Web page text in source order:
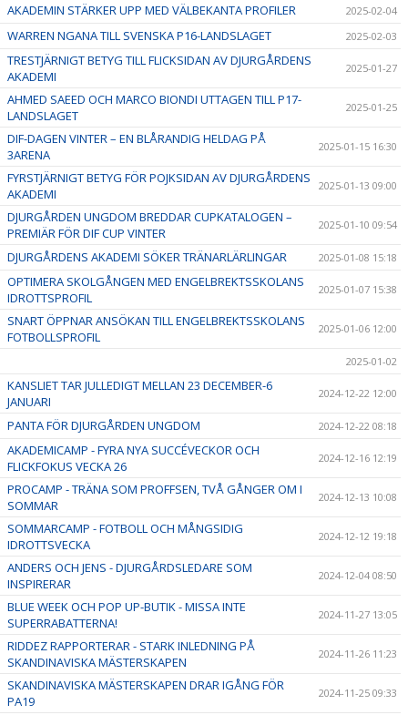
AKADEMIN STÄRKER UPP MED VÄLBEKANTA PROFILER 2025-02-04
WARREN NGANA TILL SVENSKA P16-LANDSLAGET 2025-02-03
TRESTJÄRNIGT BETYG TILL FLICKSIDAN AV DJURGÅRDENS
AKADEMI
2025-01-27
AHMED SAEED OCH MARCO BIONDI UTTAGEN TILL P17-
LANDSLAGET
2025-01-25
DIF-DAGEN VINTER – EN BLÅRANDIG HELDAG PÅ
3ARENA
2025-01-15 16:30
FYRSTJÄRNIGT BETYG FÖR POJKSIDAN AV DJURGÅRDENS
AKADEMI
2025-01-13 09:00
DJURGÅRDEN UNGDOM BREDDAR CUPKATALOGEN –
PREMIÄR FÖR DIF CUP VINTER
2025-01-10 09:54
DJURGÅRDENS AKADEMI SÖKER TRÄNARLÄRLINGAR 2025-01-08 15:18
OPTIMERA SKOLGÅNGEN MED ENGELBREKTSSKOLANS
IDROTTSPROFIL
2025-01-07 15:38
SNART ÖPPNAR ANSÖKAN TILL ENGELBREKTSSKOLANS
FOTBOLLSPROFIL
2025-01-06 12:00
2025-01-02
KANSLIET TAR JULLEDIGT MELLAN 23 DECEMBER-6
JANUARI
2024-12-22 12:00
PANTA FÖR DJURGÅRDEN UNGDOM 2024-12-22 08:18
AKADEMICAMP - FYRA NYA SUCCÉVECKOR OCH
FLICKFOKUS VECKA 26
2024-12-16 12:19
PROCAMP - TRÄNA SOM PROFFSEN, TVÅ GÅNGER OM I
SOMMAR
2024-12-13 10:08
SOMMARCAMP - FOTBOLL OCH MÅNGSIDIG
IDROTTSVECKA
2024-12-12 19:18
ANDERS OCH JENS - DJURGÅRDSLEDARE SOM
INSPIRERAR
2024-12-04 08:50
BLUE WEEK OCH POP UP-BUTIK - MISSA INTE
SUPERRABATTERNA!
2024-11-27 13:05
RIDDEZ RAPPORTERAR - STARK INLEDNING PÅ
SKANDINAVISKA MÄSTERSKAPEN
2024-11-26 11:23
SKANDINAVISKA MÄSTERSKAPEN DRAR IGÅNG FÖR
PA19
2024-11-25 09:33